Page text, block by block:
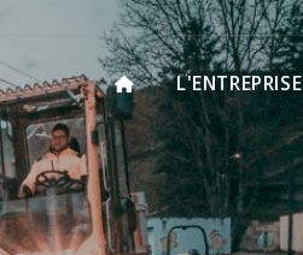
L'ENTREPRISE